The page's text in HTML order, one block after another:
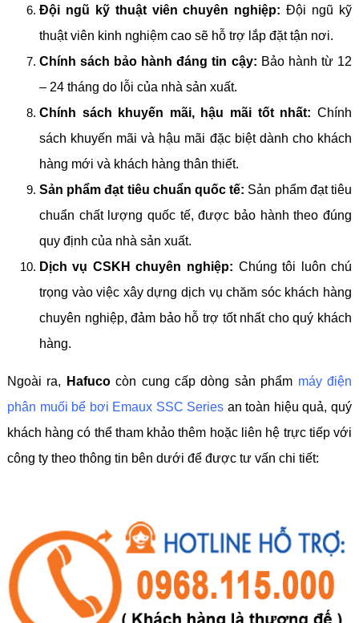
Đội ngũ kỹ thuật viên chuyên nghiệp: Đội ngũ kỹ
thuật viên kinh nghiệm cao sẽ hỗ trợ lắp đặt tận nơi.
Chính sách bảo hành đáng tin cậy: Bảo hành từ 12
– 24 tháng do lỗi của nhà sản xuất.
Chính sách khuyến mãi, hậu mãi tốt nhất: Chính
sách khuyến mãi và hậu mãi đặc biệt dành cho khách
hàng mới và khách hàng thân thiết.
Sản phẩm đạt tiêu chuẩn quốc tế: Sản phẩm đạt tiêu
chuẩn chất lượng quốc tế, được bảo hành theo đúng
quy định của nhà sản xuất.
Dịch vụ CSKH chuyên nghiệp: Chúng tôi luôn chú
trọng vào việc xây dựng dịch vụ chăm sóc khách hàng
chuyên nghiệp, đảm bảo hỗ trợ tốt nhất cho quý khách
hàng.
Ngoài ra, Hafucocòn cung cấp dòng sản phẩm máy điện
phân muối bể bơi Emaux SSC Series an toàn hiệu quả, quý
khách hàng có thể tham khảo thêm hoặc liên hệ trực tiếp với
công ty theo thông tin bên dưới để được tư vấn chi tiết: